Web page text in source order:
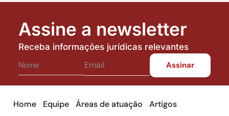
Assine a newsletter
Receba informações jurídicas relevantes
Home Equipe Áreas de atuação
Artigos